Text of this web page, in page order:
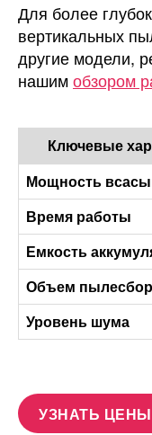
Для более
вертикальных
другие модели,
нашимобзором
Ключевые
Мощность
Время работы
Емкость
Объем
Уровень шума
УЗНАТЬ ЦЕНЫ